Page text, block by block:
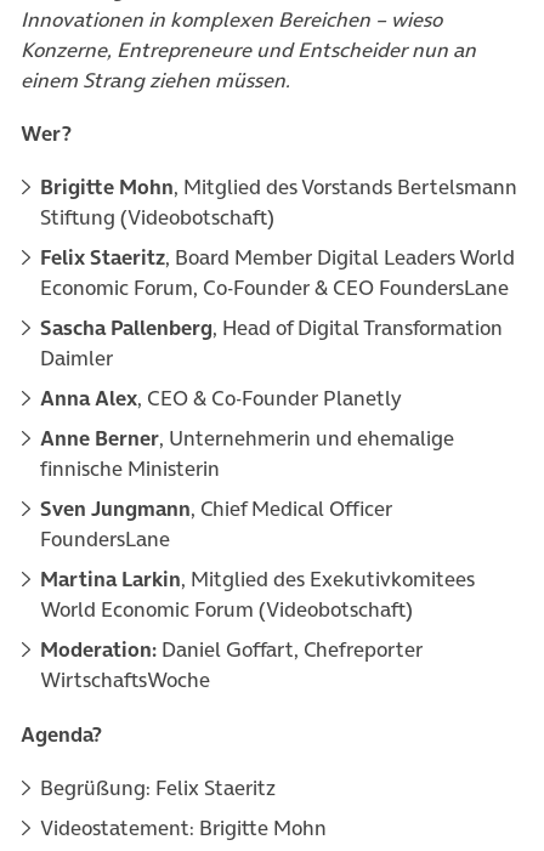
Innovationen in komplexen Bereichen – wieso
Konzerne, Entrepreneure und Entscheider nun an
einem Strang ziehen müssen.
Wer?
Brigitte Mohn, Mitglied des Vorstands Bertelsmann
Stiftung (Videobotschaft)
Felix Staeritz, Board Member Digital Leaders World
Economic Forum, Co-Founder & CEO FoundersLane
Sascha Pallenberg, Head of Digital Transformation
Daimler
Anna Alex, CEO & Co-Founder Planetly
Anne Berner, Unternehmerin und ehemalige
finnische Ministerin
Sven Jungmann, Chief Medical Officer
FoundersLane
Martina Larkin, Mitglied des Exekutivkomitees
World Economic Forum (Videobotschaft)
Moderation: Daniel Goffart, Chefreporter
WirtschaftsWoche
Agenda?
Begrüßung: Felix Staeritz
Videostatement: Brigitte Mohn